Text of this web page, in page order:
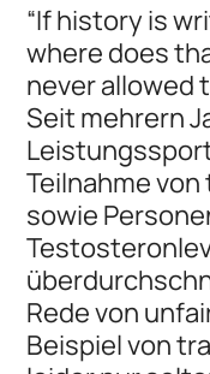
“If history is
where does
never allowed
Seit mehrern
Teilnahme
sowie
Rede von
Beispiel von